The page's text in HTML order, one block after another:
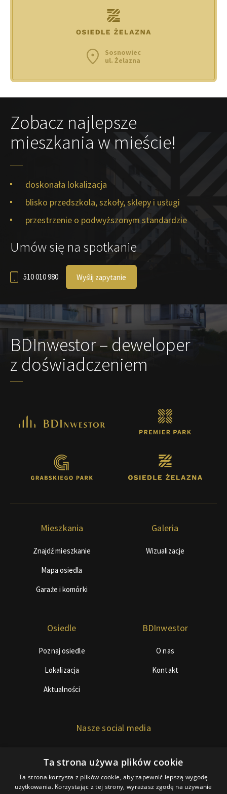
Sosnowiec
ul. Żelazna
Zobacz najlepsze
mieszkania w mieście!
doskonała lokalizacja
blisko przedszkola, szkoły, sklepy i usługi
przestrzenie o podwyższonym standardzie
Umów się na spotkanie
510 010 980 Wyślij zapytanie
BDInwestor – deweloper
z doświadczeniem
Mieszkania
Znajdź mieszkanie
Mapa osiedla
Garaże i komórki
Galeria
Wizualizacje
Osiedle
Poznaj osiedle
Lokalizacja
Aktualności
BDInwestor
O nas
Kontakt
Nasze social media
Ta strona używa plików cookie
Ta strona korzysta z plików cookie, aby zapewnić lepszą wygodę
użytkowania. Korzystając z tej strony, wyrażasz zgodę na używanie